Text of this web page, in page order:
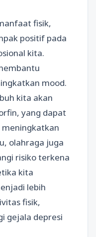
fisik,
positif pada
kita.
mood.
kita akan
yang dapat
olahraga juga
risiko terkena
kita
lebih
fisik,
gejala depresi